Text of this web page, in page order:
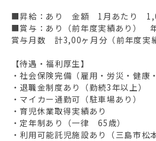
■昇給：あり 金額 1月あたり
■賞与：あり（前年度実績あり） 年
賞与月数 計3,00ヶ月分（前年度実績
【待遇・福利厚生】
・社会保険完備（雇用・労災・健康
・退職金制度あり（勤続3年以上）
・マイカー通勤可（駐車場あり）
・育児休業取得実績あり
・定年制あり（一律 65歳）
・利用可能託児施設あり（三島市松